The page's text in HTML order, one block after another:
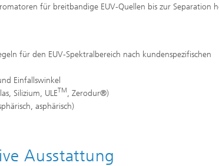
für breitbandige EUV-Quellen bis zur Separation
für den EUV-Spektralbereich nach kundenspezifischen
Einfallswinkel
Silizium, ULETM , Zerodur®)
asphärisch)
Ausstattung